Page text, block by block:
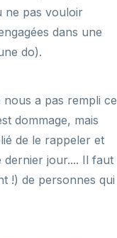
ne pas vouloir
dans une
do).
nous a pas rempli ce
dommage, mais
de le rappeler et
jour.... Il faut
!) de personnes qui